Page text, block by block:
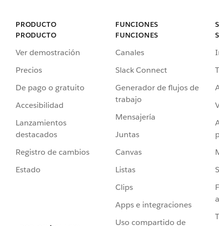
PRODUCTO
PRODUCTO
Ver demostración
Precios
De pago o gratuito
Accesibilidad
Lanzamientos
destacados
Registro de cambios
Estado
FUNCIONES
FUNCIONES
Canales
Slack Connect
Generador de flujos de
trabajo
Mensajería
Juntas
Canvas
Listas
Clips
Apps e integraciones
Uso compartido de